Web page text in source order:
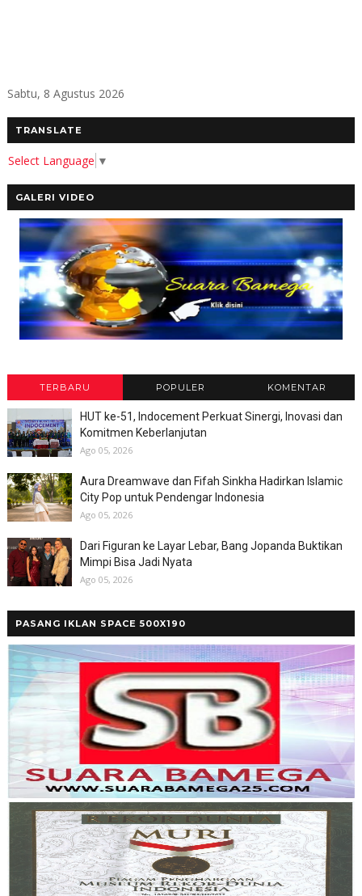
Sabtu, 8 Agustus 2026
TRANSLATE
Select Language ▼
GALERI VIDEO
TERBARU POPULER KOMENTAR
HUT ke-51, Indocement Perkuat Sinergi, Inovasi dan
Komitmen Keberlanjutan
Ago 05, 2026
Aura Dreamwave dan Fifah Sinkha Hadirkan Islamic
City Pop untuk Pendengar Indonesia
Ago 05, 2026
Dari Figuran ke Layar Lebar, Bang Jopanda Buktikan
Mimpi Bisa Jadi Nyata
Ago 05, 2026
PASANG IKLAN SPACE 500X190